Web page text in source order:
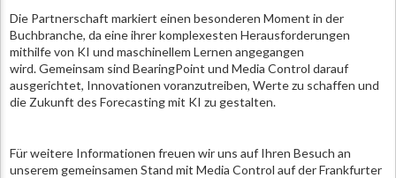
Die Partnerschaft markiert einen besonderen Moment in der
Buchbranche, da eine ihrer komplexesten Herausforderungen
mithilfe von KI und maschinellem Lernen angegangen
wird. Gemeinsam sind BearingPoint und Media Control darauf
ausgerichtet, Innovationen voranzutreiben, Werte zu schaffen und
die Zukunft des Forecasting mit KI zu gestalten.
Für weitere Informationen freuen wir uns auf Ihren Besuch an
unserem gemeinsamen Stand mit Media Control auf der Frankfurter